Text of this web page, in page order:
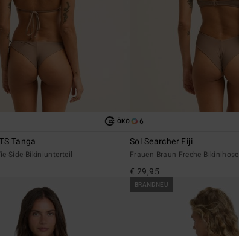
ÖKO
Tanga
Side-Bikiniunterteil
6
Sol Searcher Fiji
Frauen Braun Freche Bikinihose
€ 29,95
BRANDNEU